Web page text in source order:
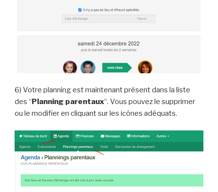
6) Votre planning est maintenant présent dans la liste
des “ Planning parentaux“. Vous pouvez le supprimer
ou le modifier en cliquant sur les icônes adéquats.